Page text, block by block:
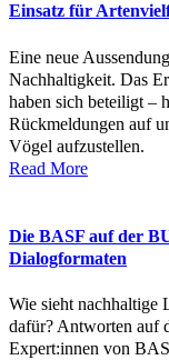
Einsatz für
Eine neue
Nachhaltigkeit. Das
haben sich beteiligt –
Rückmeldungen auf
Vögel aufzustellen.
Read More
Die BASF auf der
Dialogformaten
Wie sieht nachhaltige
dafür? Antworten auf
Expert:innen von